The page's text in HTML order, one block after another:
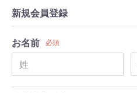
新規会員登録
お名前 必須